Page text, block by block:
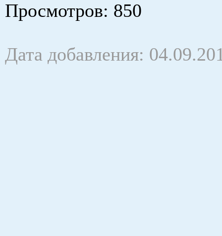
Просмотров: 850
Дата добавления: